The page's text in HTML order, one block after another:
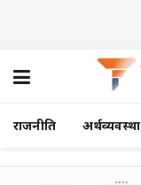
राजनीति अर्थव्यवस्था